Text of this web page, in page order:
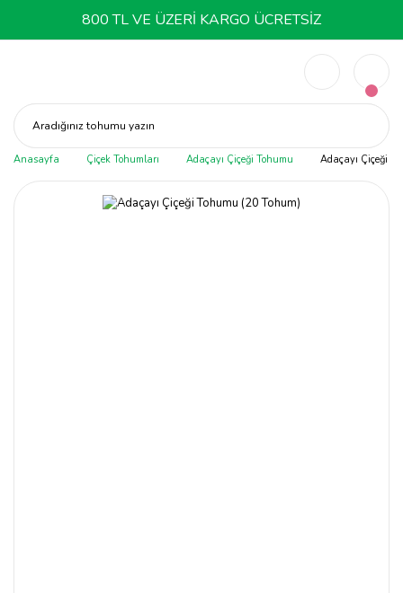
800 TL VE ÜZERİ KARGO ÜCRETSİZ
Aradığınız tohumu yazın
Anasayfa Çiçek Tohumları Adaçayı Çiçeği Tohumu Adaçayı Çiçeği